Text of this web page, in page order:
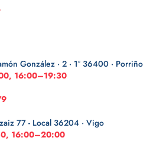
González · 2 · 1º 36400 · Porriño
16:00–19:30
77 - Local 36204 · Vigo
16:00–20:00